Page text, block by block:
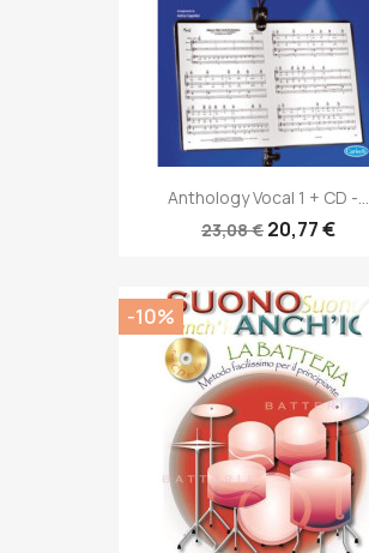
Anthology Vocal 1 + CD -...
23,08 € 20,77 €
-10%